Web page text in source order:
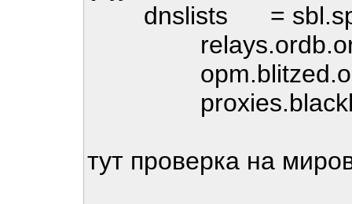
dnslists =
тут проверка на